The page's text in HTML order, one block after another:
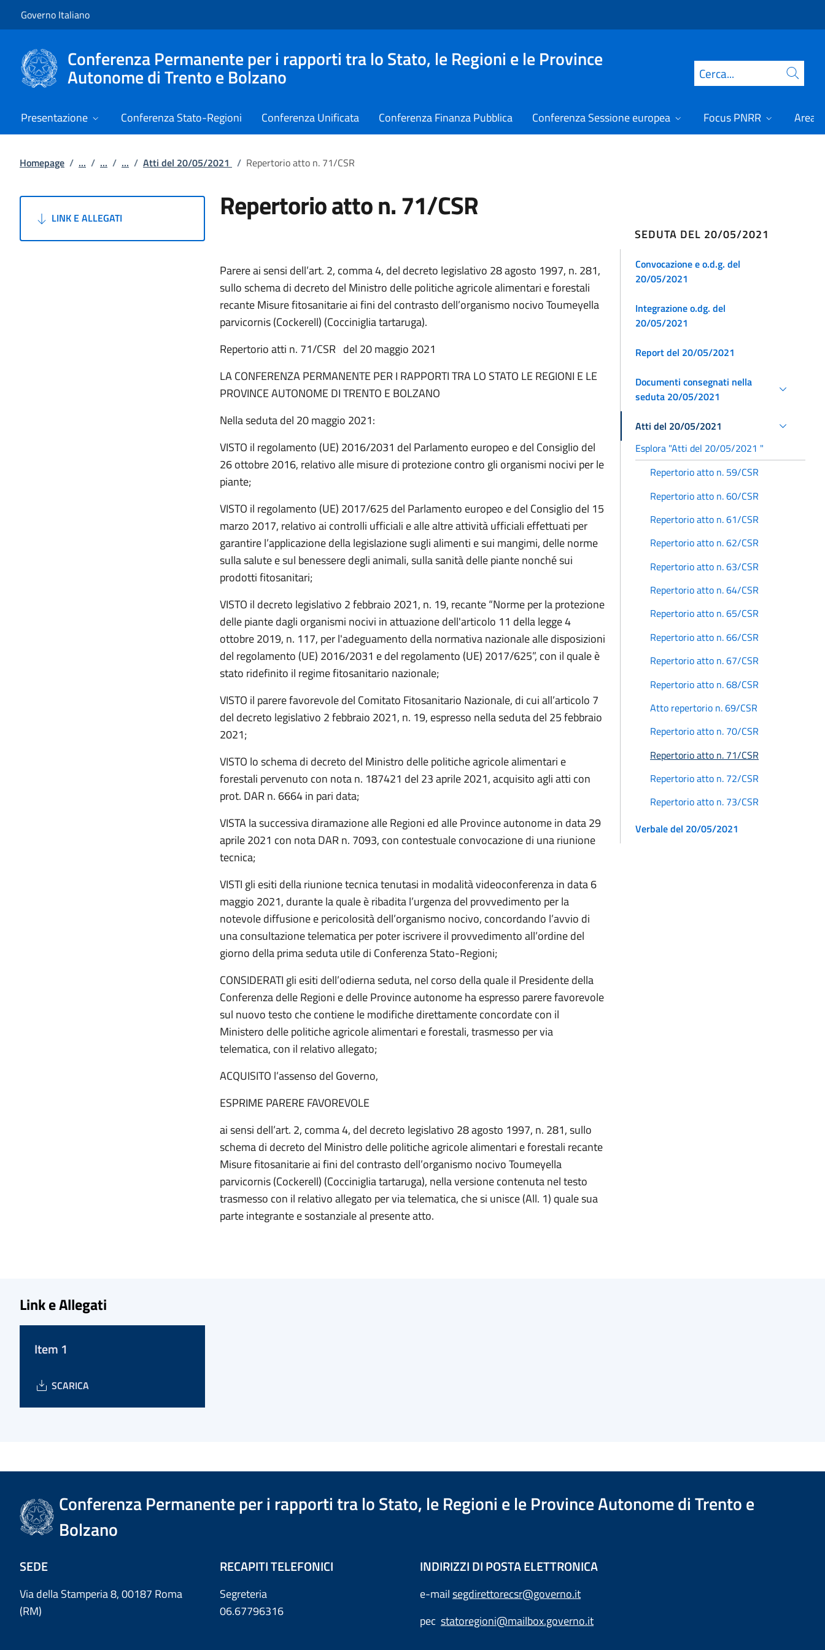
Governo Italiano
Conferenza Permanente per i rapporti tra lo Stato, le Regioni e le Province
Autonome di Trento e Bolzano Cerca
Presentazione Conferenza Stato-Regioni Conferenza Unificata Conferenza Finanza Pubblica Conferenza Sessione europea Focus PNRR Area
Homepage / ... / ... / ... / Atti del 20/05/2021 / Repertorio atto n. 71/CSR
LINK E ALLEGATI Repertorio atto n. 71/CSR
Parere ai sensi dell’art. 2, comma 4, del decreto legislativo 28 agosto 1997, n. 281,
sullo schema di decreto del Ministro delle politiche agricole alimentari e forestali
recante Misure fitosanitarie ai fini del contrasto dell’organismo nocivo Toumeyella
parvicornis (Cockerell) (Cocciniglia tartaruga).
Repertorio atti n. 71/CSR del 20 maggio 2021
LA CONFERENZA PERMANENTE PER I RAPPORTI TRA LO STATO LE REGIONI E LE
PROVINCE AUTONOME DI TRENTO E BOLZANO
Nella seduta del 20 maggio 2021:
VISTO il regolamento (UE) 2016/2031 del Parlamento europeo e del Consiglio del
26 ottobre 2016, relativo alle misure di protezione contro gli organismi nocivi per le
piante;
VISTO il regolamento (UE) 2017/625 del Parlamento europeo e del Consiglio del 15
marzo 2017, relativo ai controlli ufficiali e alle altre attività ufficiali effettuati per
garantire l’applicazione della legislazione sugli alimenti e sui mangimi, delle norme
sulla salute e sul benessere degli animali, sulla sanità delle piante nonché sui
prodotti fitosanitari;
VISTO il decreto legislativo 2 febbraio 2021, n. 19, recante “Norme per la protezione
delle piante dagli organismi nocivi in attuazione dell'articolo 11 della legge 4
ottobre 2019, n. 117, per l'adeguamento della normativa nazionale alle disposizioni
del regolamento (UE) 2016/2031 e del regolamento (UE) 2017/625”, con il quale è
stato ridefinito il regime fitosanitario nazionale;
VISTO il parere favorevole del Comitato Fitosanitario Nazionale, di cui all’articolo 7
del decreto legislativo 2 febbraio 2021, n. 19, espresso nella seduta del 25 febbraio
2021;
VISTO lo schema di decreto del Ministro delle politiche agricole alimentari e
forestali pervenuto con nota n. 187421 del 23 aprile 2021, acquisito agli atti con
prot. DAR n. 6664 in pari data;
VISTA la successiva diramazione alle Regioni ed alle Province autonome in data 29
aprile 2021 con nota DAR n. 7093, con contestuale convocazione di una riunione
tecnica;
VISTI gli esiti della riunione tecnica tenutasi in modalità videoconferenza in data 6
maggio 2021, durante la quale è ribadita l’urgenza del provvedimento per la
notevole diffusione e pericolosità dell’organismo nocivo, concordando l’avvio di
una consultazione telematica per poter iscrivere il provvedimento all’ordine del
giorno della prima seduta utile di Conferenza Stato-Regioni;
CONSIDERATI gli esiti dell’odierna seduta, nel corso della quale il Presidente della
Conferenza delle Regioni e delle Province autonome ha espresso parere favorevole
sul nuovo testo che contiene le modifiche direttamente concordate con il
Ministero delle politiche agricole alimentari e forestali, trasmesso per via
telematica, con il relativo allegato;
ACQUISITO l’assenso del Governo,
ESPRIME PARERE FAVOREVOLE
ai sensi dell’art. 2, comma 4, del decreto legislativo 28 agosto 1997, n. 281, sullo
schema di decreto del Ministro delle politiche agricole alimentari e forestali recante
Misure fitosanitarie ai fini del contrasto dell’organismo nocivo Toumeyella
parvicornis (Cockerell) (Cocciniglia tartaruga), nella versione contenuta nel testo
trasmesso con il relativo allegato per via telematica, che si unisce (All. 1) quale sua
parte integrante e sostanziale al presente atto.
SEDUTA DEL 20/05/2021
Convocazione e o.d.g. del
20/05/2021
Integrazione o.dg. del
20/05/2021
Report del 20/05/2021
Documenti consegnati nella
seduta 20/05/2021
Atti del 20/05/2021
Esplora "Atti del 20/05/2021 "
Repertorio atto n. 59/CSR
Repertorio atto n. 60/CSR
Repertorio atto n. 61/CSR
Repertorio atto n. 62/CSR
Repertorio atto n. 63/CSR
Repertorio atto n. 64/CSR
Repertorio atto n. 65/CSR
Repertorio atto n. 66/CSR
Repertorio atto n. 67/CSR
Repertorio atto n. 68/CSR
Atto repertorio n. 69/CSR
Repertorio atto n. 70/CSR
Repertorio atto n. 71/CSR
Repertorio atto n. 72/CSR
Repertorio atto n. 73/CSR
Verbale del 20/05/2021
Link e Allegati
Item 1
SCARICA
Conferenza Permanente per i rapporti tra lo Stato, le Regioni e le Province Autonome di Trento e
Bolzano
SEDE
Via della Stamperia 8, 00187 Roma
(RM)
RECAPITI TELEFONICI
Segreteria
06.67796316
INDIRIZZI DI POSTA ELETTRONICA
e-mailsegdirettorecsr@governo.it
pec statoregioni@mailbox.governo.it